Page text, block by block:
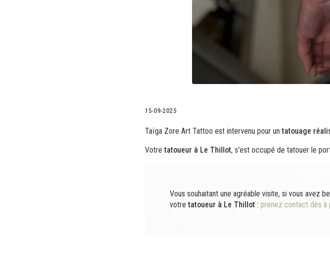
15-09-2025
Taïga Zore Art Tattoo est intervenu pour untatouage
Votretatoueur à Le Thillot, s'est occupé de tatouer le
Vous souhaitant une agréable visite, si vous avez
votretatoueur à Le Thillot : prenez contact dès à